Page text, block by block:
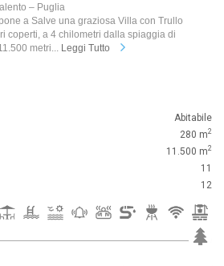
– Puglia
a Salve una graziosa Villa con Trullo
coperti, a 4 chilometri dalla spiaggia di
metri... Leggi Tutto
Abitabile
280 m2
11.500 m2
11
12